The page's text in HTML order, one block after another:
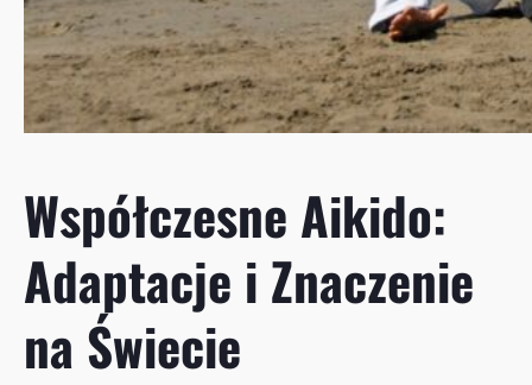
Współczesne Aikido:
Adaptacje i Znaczenie
na Świecie